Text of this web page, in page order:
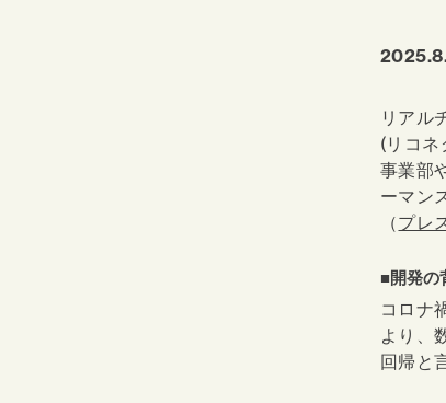
リアル
(リコ
事業部
ーマン
（プレ
■開発の
コロナ
より、
回帰と